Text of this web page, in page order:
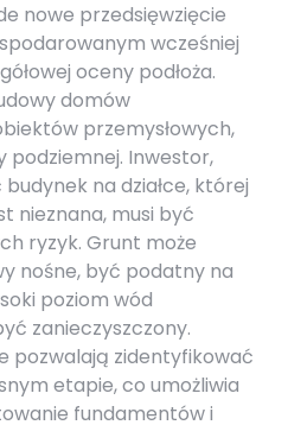
nowe przedsięwzięcie
wcześniej
oceny podłoża.
domów
przemysłowych,
Inwestor,
na działce, której
nieznana, musi być
ryzyk. Grunt może
nośne, być podatny na
poziom wód
zanieczyszczony.
pozwalają zidentyfikować
etapie, co umożliwia
fundamentów i